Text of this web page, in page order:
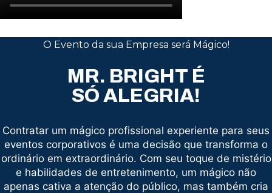
O Evento da sua Empresa será Mágico!
MR. BRIGHT É
SÓ ALEGRIA!
Contratar um mágico profissional experiente para seus
eventos corporativos é uma decisão que transforma o
ordinário em extraordinário. Com seu toque de mistério
e habilidades de entretenimento, um mágico não
apenas cativa a atenção do público, mas também cria